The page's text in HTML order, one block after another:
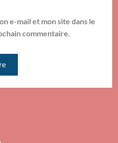
e-mail et mon site dans le
commentaire.